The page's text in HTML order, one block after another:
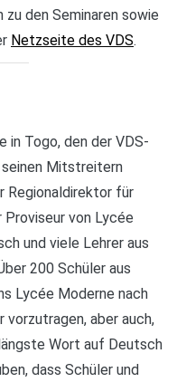
den Seminaren sowie
Netzseite des VDS.
in Togo, den der VDS-
Mitstreitern
Regionaldirektor für
Proviseur von Lycée
und viele Lehrer aus
200 Schüler aus
Lycée Moderne nach
vorzutragen, aber auch,
Wort auf Deutsch
dass Schüler und